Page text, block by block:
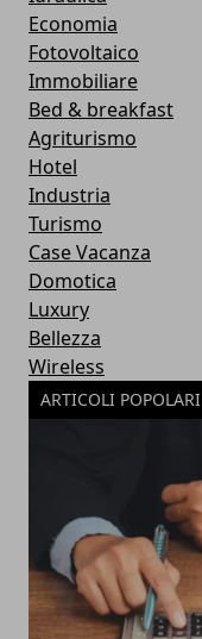
Economia
Fotovoltaico
Immobiliare
Bed & breakfast
Agriturismo
Hotel
Industria
Turismo
Case Vacanza
Domotica
Luxury
Bellezza
Wireless
ARTICOLI POPOLARI